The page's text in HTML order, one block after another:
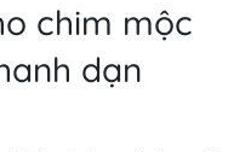
chim mộc
dạn